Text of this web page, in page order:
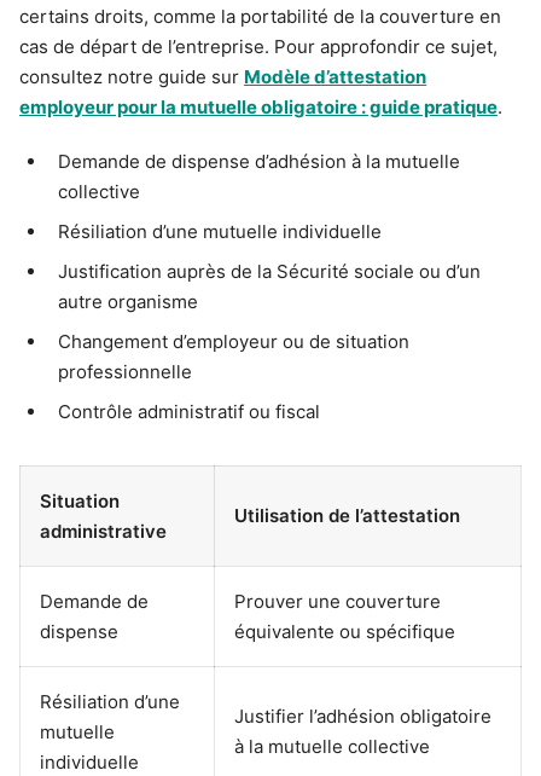
certains droits, comme la portabilité de la couverture en
cas de départ de l’entreprise. Pour approfondir ce sujet,
consultez notre guide sur Modèle d’attestation
employeur pour la mutuelle obligatoire : guide pratique.
Demande de dispense d’adhésion à la mutuelle
collective
Résiliation d’une mutuelle individuelle
Justification auprès de la Sécurité sociale ou d’un
autre organisme
Changement d’employeur ou de situation
professionnelle
Contrôle administratif ou fiscal
Situation
administrative
Utilisation de l’attestation
Demande de
dispense
Prouver une couverture
équivalente ou spécifique
Résiliation d’une
mutuelle
individuelle
Justifier l’adhésion obligatoire
à la mutuelle collective